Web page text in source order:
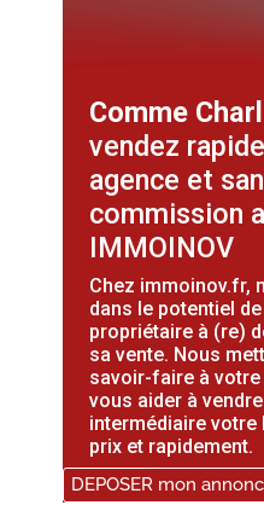
Comme
vendez
agence et
commission
IMMOINOV
Chez immoinov.fr,
dans le potentiel
propriétaire à (re)
sa vente. Nous
savoir-faire à
vous aider à
intermédiaire votre
prix et rapidement.
DEPOSER mon